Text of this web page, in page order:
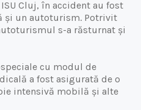
Cluj, în accident au fost
și un autoturism. Potrivit
s-a răsturnat și
cu modul de
a fost asigurată de o
intensivă mobilă și alte